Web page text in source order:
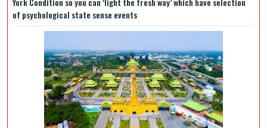
of psychological state sense events